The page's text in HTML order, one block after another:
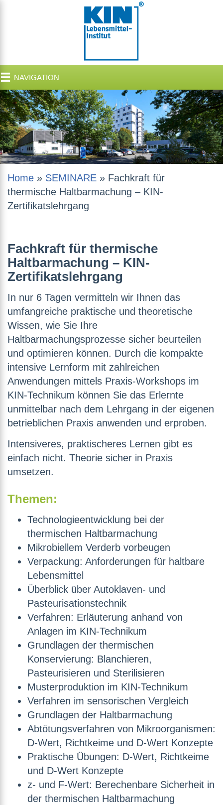
NAVIGATION
Home » SEMINARE » Fachkraft für
thermische Haltbarmachung – KIN-
Zertifikatslehrgang
Fachkraft für thermische
Haltbarmachung – KIN-
Zertifikatslehrgang
In nur 6 Tagen vermitteln wir Ihnen das
umfangreiche praktische und theoretische
Wissen, wie Sie Ihre
Haltbarmachungsprozesse sicher beurteilen
und optimieren können. Durch die kompakte
intensive Lernform mit zahlreichen
Anwendungen mittels Praxis-Workshops im
KIN-Technikum können Sie das Erlernte
unmittelbar nach dem Lehrgang in der eigenen
betrieblichen Praxis anwenden und erproben.
Intensiveres, praktischeres Lernen gibt es
einfach nicht. Theorie sicher in Praxis
umsetzen.
Themen:
Technologieentwicklung bei der
thermischen Haltbarmachung
Mikrobiellem Verderb vorbeugen
Verpackung: Anforderungen für haltbare
Lebensmittel
Überblick über Autoklaven- und
Pasteurisationstechnik
Verfahren: Erläuterung anhand von
Anlagen im KIN-Technikum
Grundlagen der thermischen
Konservierung: Blanchieren,
Pasteurisieren und Sterilisieren
Musterproduktion im KIN-Technikum
Verfahren im sensorischen Vergleich
Grundlagen der Haltbarmachung
Abtötungsverfahren von Mikroorganismen:
D-Wert, Richtkeime und D-Wert Konzepte
Praktische Übungen: D-Wert, Richtkeime
und D-Wert Konzepte
z- und F-Wert: Berechenbare Sicherheit in
der thermischen Haltbarmachung